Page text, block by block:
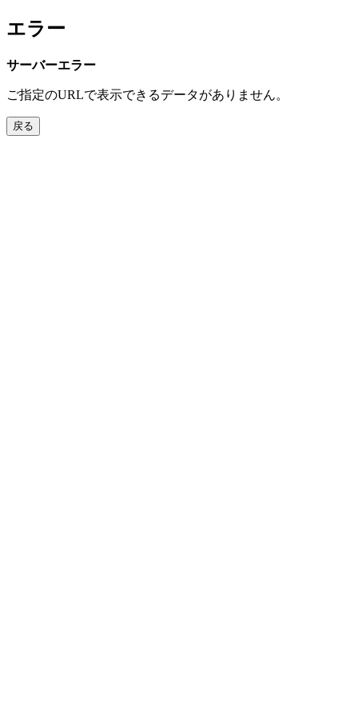
エラー
サーバーエラー
ご指定のURLで表示できるデータがありません。